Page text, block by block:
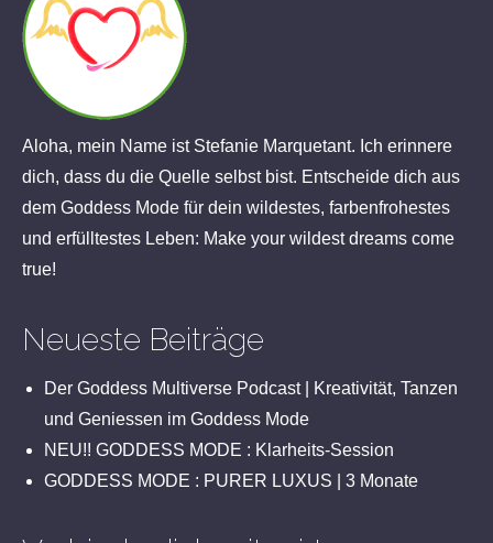
Aloha, mein Name ist Stefanie Marquetant. Ich erinnere
dich, dass du die Quelle selbst bist. Entscheide dich aus
dem Goddess Mode für dein wildestes, farbenfrohestes
und erfülltestes Leben: Make your wildest dreams come
true!
Neueste Beiträge
Der Goddess Multiverse Podcast | Kreativität, Tanzen
und Geniessen im Goddess Mode
NEU!! GODDESS MODE : Klarheits-Session
GODDESS MODE : PURER LUXUS | 3 Monate